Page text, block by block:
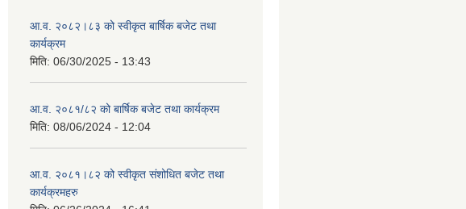
आ.व. २०८२।८३ को स्वीकृत बार्षिक बजेट तथा
कार्यक्रम
मिति: 06/30/2025 - 13:43
आ.व. २०८१/८२ को बार्षिक बजेट तथा कार्यक्रम
मिति: 08/06/2024 - 12:04
आ.व. २०८१।८२ को स्वीकृत संशोधित बजेट तथा
कार्यक्रमहरु